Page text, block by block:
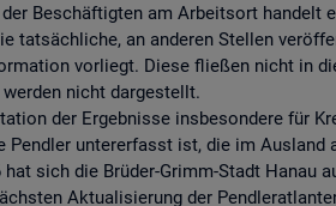
Beschäftigten am Arbeitsort handelt
tatsächliche, an anderen Stellen
vorliegt. Diese fließen nicht in
nicht dargestellt.
der Ergebnisse insbesondere für
Pendler untererfasst ist, die im Ausland
hat sich die Brüder-Grimm-Stadt
Aktualisierung der